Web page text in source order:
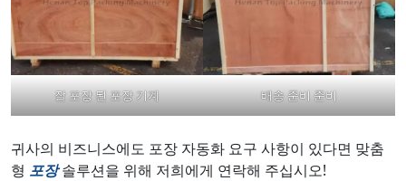
잘 포장 된 포장 기계 배송 준비 준비
귀사의 비즈니스에도 포장 자동화 요구 사항이 있다면 맞춤
형 포장솔루션을 위해 저희에게 연락해 주십시오!